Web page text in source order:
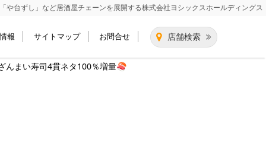
「や台ずし」など居酒屋チェーンを展開する株式会社ヨシックスホールディングス
店舗検索
報 サイトマップ お問合せ
んまい寿司4貫ネタ100％増量🍣